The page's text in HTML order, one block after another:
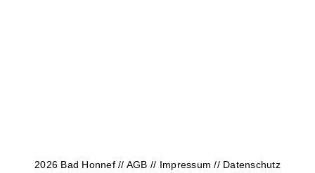
2026 Bad Honnef // AGB // Impressum // Datenschutz